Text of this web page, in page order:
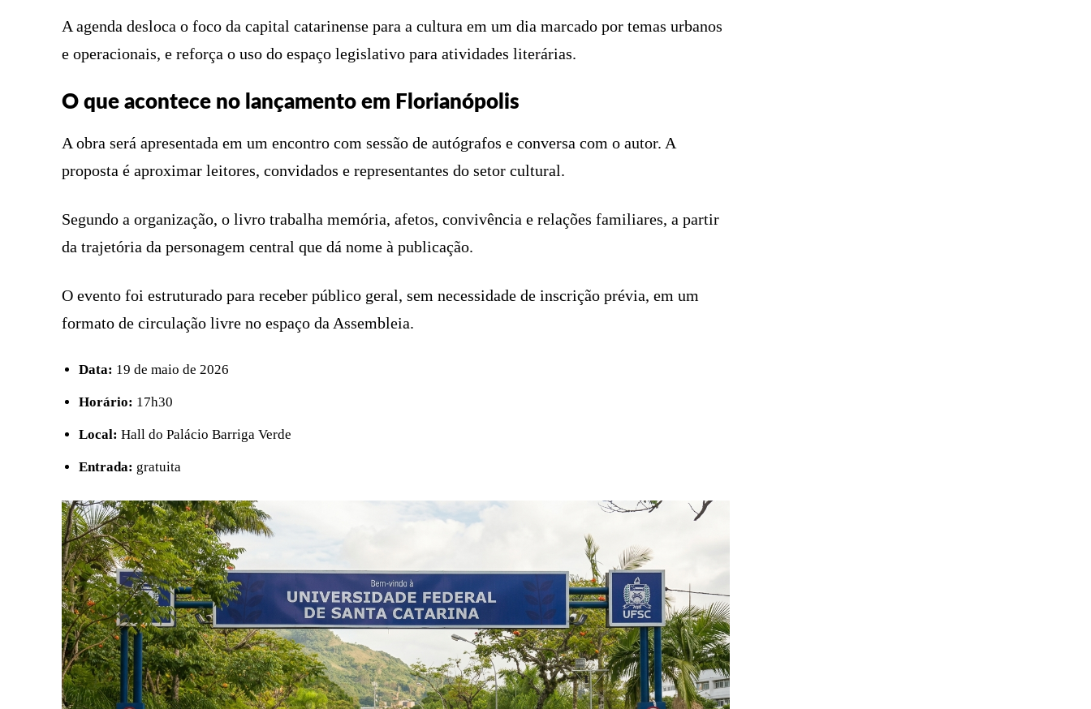
A agenda desloca o foco da capital catarinense para a cultura em um dia marcado por temas urbanos
e operacionais, e reforça o uso do espaço legislativo para atividades literárias.
O que acontece no lançamento em Florianópolis
A obra será apresentada em um encontro com sessão de autógrafos e conversa com o autor. A
proposta é aproximar leitores, convidados e representantes do setor cultural.
Segundo a organização, o livro trabalha memória, afetos, convivência e relações familiares, a partir
da trajetória da personagem central que dá nome à publicação.
O evento foi estruturado para receber público geral, sem necessidade de inscrição prévia, em um
formato de circulação livre no espaço da Assembleia.
Data: 19 de maio de 2026
Horário: 17h30
Local: Hall do Palácio Barriga Verde
Entrada: gratuita